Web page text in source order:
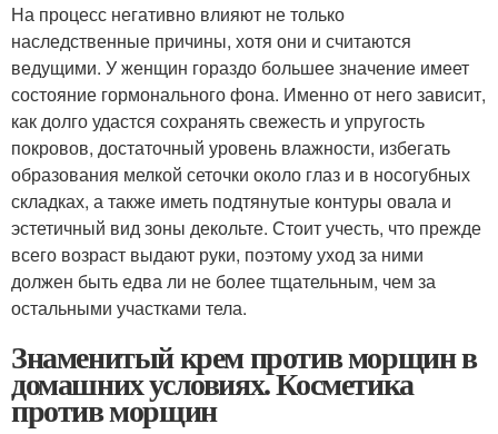
На процесс негативно влияют не только
наследственные причины, хотя они и считаются
ведущими. У женщин гораздо большее значение имеет
состояние гормонального фона. Именно от него зависит,
как долго удастся сохранять свежесть и упругость
покровов, достаточный уровень влажности, избегать
образования мелкой сеточки около глаз и в носогубных
складках, а также иметь подтянутые контуры овала и
эстетичный вид зоны декольте. Стоит учесть, что прежде
всего возраст выдают руки, поэтому уход за ними
должен быть едва ли не более тщательным, чем за
остальными участками тела.
Знаменитый крем против морщин в
домашних условиях. Косметика
против морщин